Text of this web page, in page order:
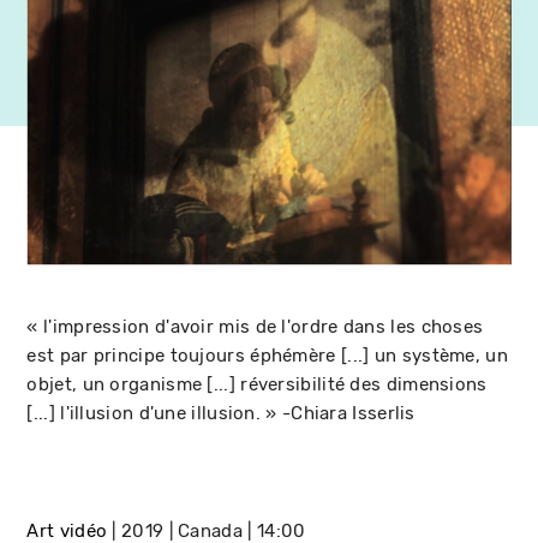
« l'impression d'avoir mis de l'ordre dans les choses
est par principe toujours éphémère [...] un système, un
objet, un organisme [...] réversibilité des dimensions
[...] l'illusion d'une illusion. » -Chiara Isserlis
Art vidéo 2019 Canada 14:00